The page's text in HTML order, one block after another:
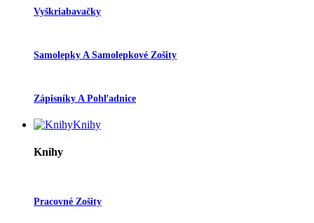
Vyškriabavačky
Samolepky A Samolepkové Zošity
Zápisníky A Pohľadnice
Knihy
Knihy
Pracovné Zošity